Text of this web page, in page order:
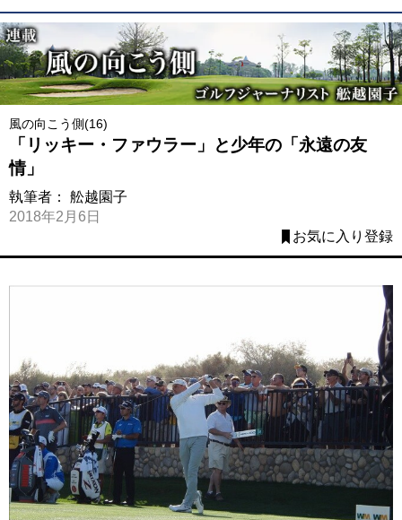
風の向こう側(16)
「リッキー・ファウラー」と少年の「永遠の友
情」
執筆者： 舩越園子
2018年2月6日
お気に入り登録